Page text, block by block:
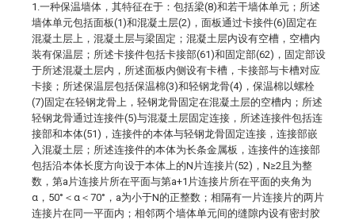
1.一种保温墙体，其特征在于：包括梁(8)和若干墙体单元；所述
墙体单元包括面板(1)和混凝土层(2)，面板通过卡接件(6)固定在
混凝土层上，混凝土层与梁固定；混凝土层内设有空槽，空槽内
装有保温层；所述卡接件包括卡接部(61)和固定部(62)，固定部设
于所述混凝土层内，所述面板内侧设有卡槽，卡接部与卡槽对应
卡接；所述保温层包括保温棉(3)和轻钢龙骨(4)，保温棉以螺栓
(7)固定在轻钢龙骨上，轻钢龙骨固定在混凝土层的空槽内；所述
轻钢龙骨通过连接件(5)与混凝土层固定连接，所述连接件包括连
接部和本体(51)，连接件的本体与轻钢龙骨固定连接，连接部嵌
入混凝土层；所述连接件的本体为长条金属板，连接件的连接部
包括沿本体长度方向设于本体上的N片连接片(52)，N≥2且为整
数，第a片连接片所在平面与第a+1片连接片所在平面的夹角为
α，50°＜α＜70°，a为小于N的正整数；相隔有一片连接片的两片
连接片在同一平面内；相邻两个墙体单元间的缝隙内设有密封胶